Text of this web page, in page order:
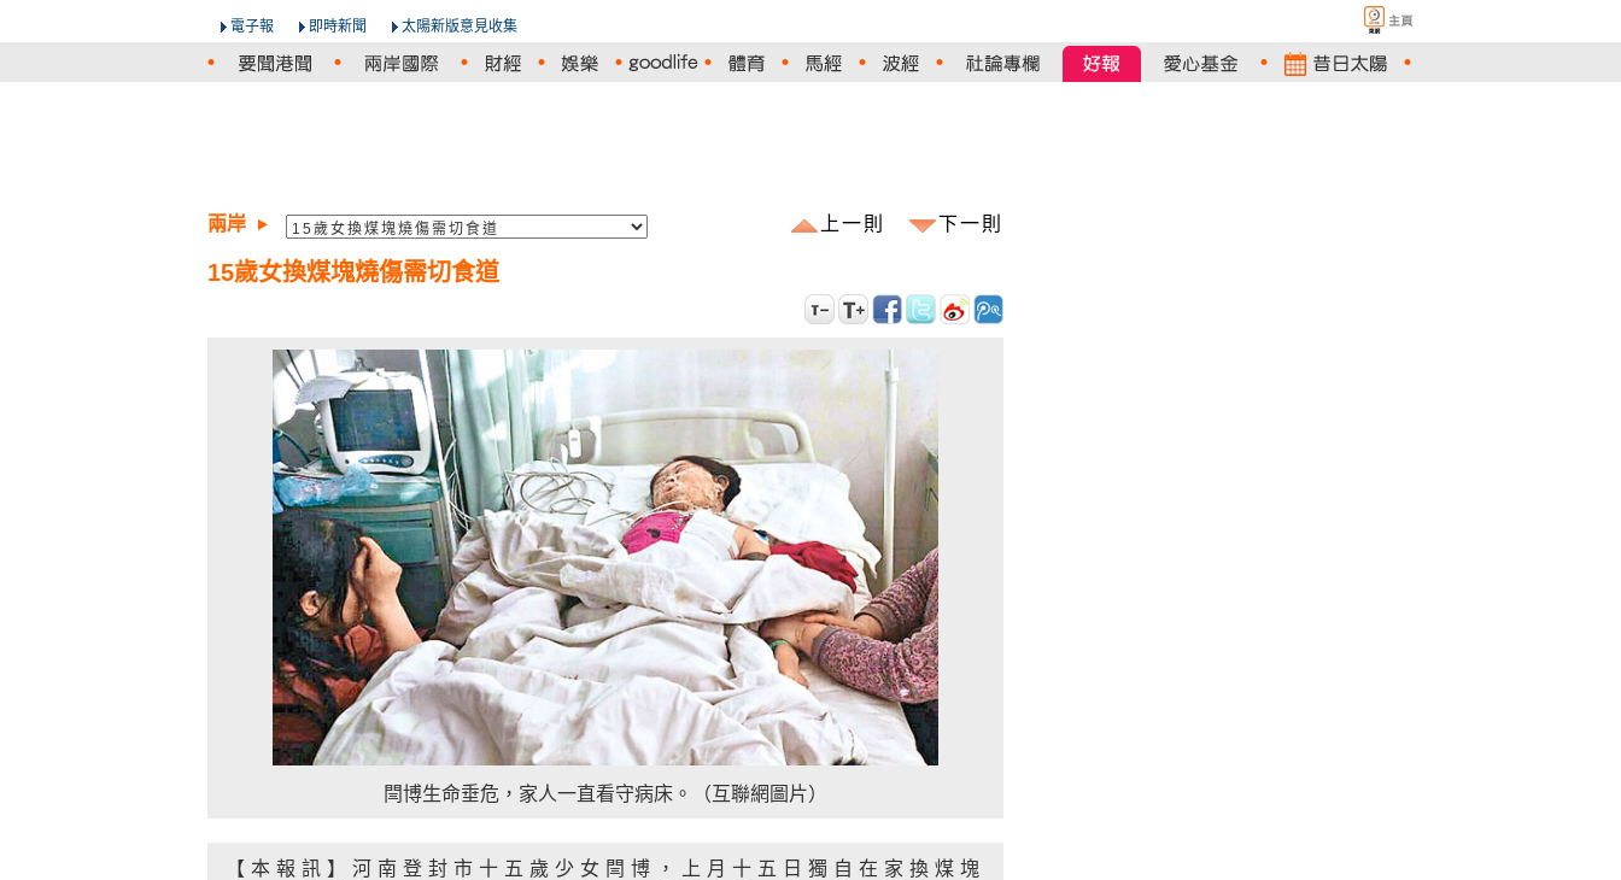
電子報 即時新聞 太陽新版意見收集
兩岸 上一則 下一則
15歲女換煤塊燒傷需切食道
閆博生命垂危，家人一直看守病床。（互聯網圖片）
【本報訊】河南登封市十五歲少女閆博，上月十五日獨自在家換煤塊